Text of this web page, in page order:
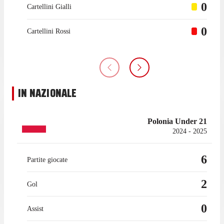
Cartellini Gialli 0
Cartellini Rossi 0
IN NAZIONALE
Polonia Under 21
2024 - 2025
Partite giocate 6
Gol 2
Assist 0